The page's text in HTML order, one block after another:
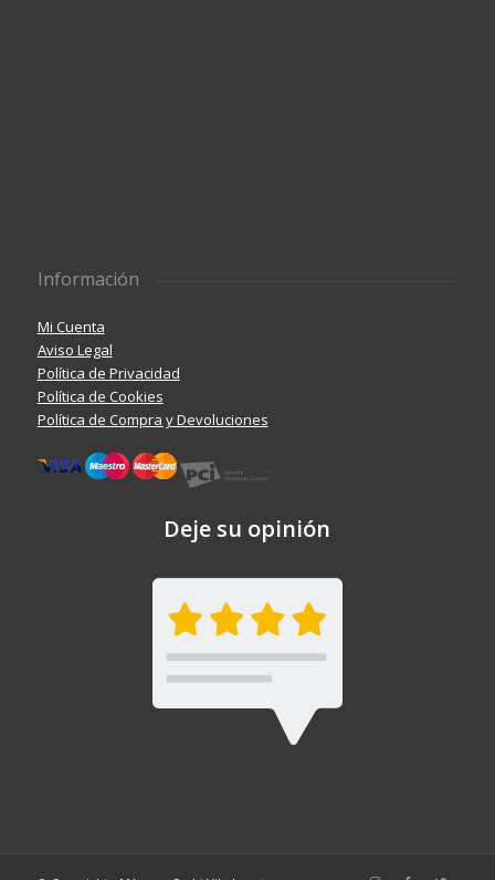
Información
Mi Cuenta
Aviso Legal
Política de Privacidad
Política de Cookies
Política de Compra y Devoluciones
Deje su opinión